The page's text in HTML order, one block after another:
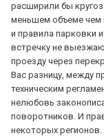
расширили бы
меньшем объеме чем
и правила парковки
встречку не
проезду через
Вас разницу, между
техническим
нелюбовь
поворотников. И
некоторых